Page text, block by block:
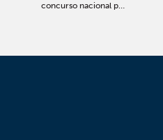
concurso nacional por